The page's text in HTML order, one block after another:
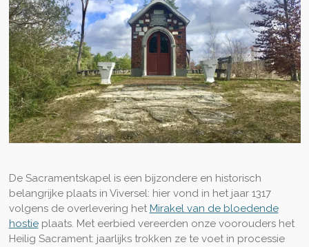
De Sacramentskapel is een bijzondere en historisch
belangrijke plaats in Viversel: hier vond in het jaar 1317
volgens de overlevering het Mirakel van de bloedende
hostieplaats. Met eerbied vereerden onze voorouders het
Heilig Sacrament: jaarlijks trokken ze te voet in processie